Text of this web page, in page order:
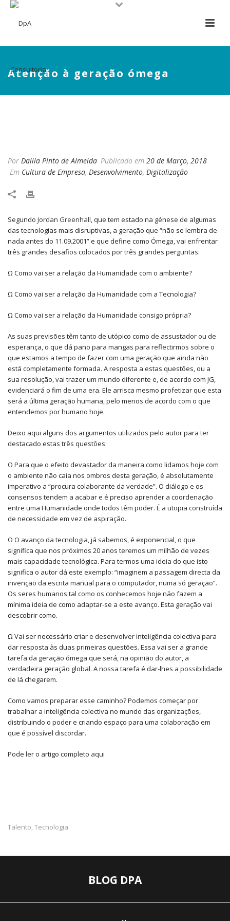
Atenção à geração ómega
Por Dalila Pinto de Almeida Publicado em 20 de Março, 2018
Em Cultura de Empresa, Desenvolvimento, Digitalização
Segundo Jordan Greenhall, que tem estado na génese de algumas
das tecnologias mais disruptivas, a geração que “não se lembra de
nada antes do 11.09.2001” e que define como Ómega, vai enfrentar
três grandes desafios colocados por três grandes perguntas:
Ω Como vai ser a relação da Humanidade com o ambiente?
Ω Como vai ser a relação da Humanidade com a Tecnologia?
Ω Como vai ser a relação da Humanidade consigo própria?
As suas previsões têm tanto de utópico como de assustador ou de
esperança, o que dá pano para mangas para reflectirmos sobre o
que estamos a tempo de fazer com uma geração que ainda não
está completamente formada. A resposta a estas questões, ou a
sua resolução, vai trazer um mundo diferente e, de acordo com JG,
evidenciará o fim de uma era. Ele arrisca mesmo profetizar que esta
será a última geração humana, pelo menos de acordo com o que
entendemos por humano hoje.
Deixo aqui alguns dos argumentos utilizados pelo autor para ter
destacado estas três questões:
Ω Para que o efeito devastador da maneira como lidamos hoje com
o ambiente não caia nos ombros desta geração, é absolutamente
imperativo a “procura colaborante da verdade”. O diálogo e os
consensos tendem a acabar e é preciso aprender a coordenação
entre uma Humanidade onde todos têm poder. É a utopia construída
de necessidade em vez de aspiração.
Ω O avanço da tecnologia, já sabemos, é exponencial, o que
significa que nos próximos 20 anos teremos um milhão de vezes
mais capacidade tecnológica. Para termos uma ideia do que isto
significa o autor dá este exemplo: “imaginem a passagem directa da
invenção da escrita manual para o computador, numa só geração”.
Os seres humanos tal como os conhecemos hoje não fazem a
mínima ideia de como adaptar-se a este avanço. Esta geração vai
descobrir como.
Ω Vai ser necessário criar e desenvolver inteligência colectiva para
dar resposta às duas primeiras questões. Essa vai ser a grande
tarefa da geração ómega que será, na opinião do autor, a
verdadeira geração global. A nossa tarefa é dar-lhes a possibilidade
de lá chegarem.
Como vamos preparar esse caminho? Podemos começar por
trabalhar a inteligência colectiva no mundo das organizações,
distribuindo o poder e criando espaço para uma colaboração em
que é possível discordar.
Pode ler o artigo completo aqui
Talento, Tecnologia
BLOG DPA